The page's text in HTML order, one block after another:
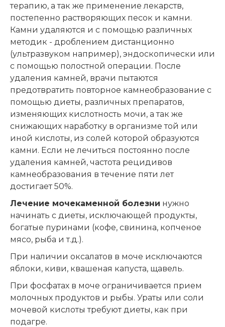
терапию, а так же применение лекарств,
постепенно растворяющих песок и камни.
Камни удаляются и с помощью различных
методик - дроблением дистанционно
(ультразвуком например), эндоскопически или
с помощью полостной операции. После
удаления камней, врачи пытаются
предотвратить повторное камнеобразование с
помощью диеты, различных препаратов,
изменяющих кислотность мочи, а так же
снижающих наработку в организме той или
иной кислоты, из солей которой образуются
камни. Если не лечиться постоянно после
удаления камней, частота рецидивов
камнеобразования в течение пяти лет
достигает 50%.
Лечение мочекаменной болезни нужно
начинать с диеты, исключающей продукты,
богатые пуринами (кофе, свинина, копченое
мясо, рыба и т.д.).
При наличии оксалатов в моче исключаются
яблоки, киви, квашеная капуста, щавель.
При фосфатах в моче ограничивается прием
молочных продуктов и рыбы. Ураты или соли
мочевой кислоты требуют диеты, как при
подагре.